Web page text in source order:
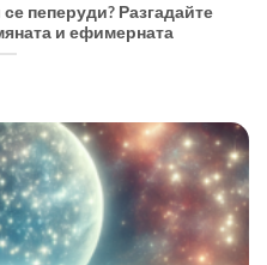
пеперуди? Разгадайте
и ефимерната